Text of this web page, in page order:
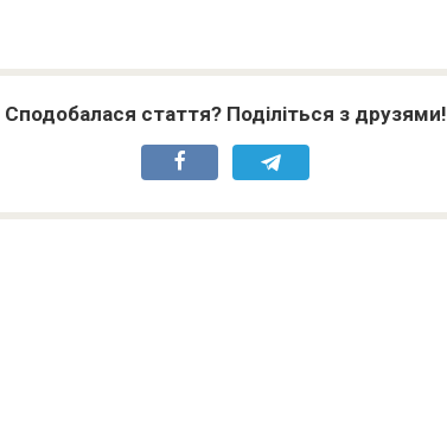
Сподобалася стаття? Поділіться з друзями!